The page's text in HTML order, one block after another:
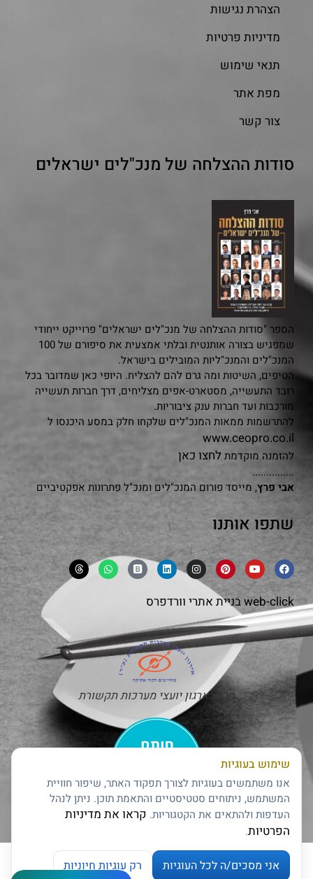
הצהרת נגישות
מדיניות פרטיות
תנאי שימוש
מפת אתר
צור קשר
סודות ההצלחה של מנכ"לים ישראלים
הספר "סודות ההצלחה של מנכ"לים ישראלים" פרוייקט ייחודי
שמפגיש בצורה אותנטית ובלתי אמצעית את סיפורם של 100
המנכ"לים והמנכ"ליות המובילים בישראל.
הטיפים, השיטות ומה גרם להם להצליח. היופי כאן שמדובר בכל
רובד התעשייה, מסטארט-אפים מצליחים, דרך חברות תעשייה
מורכבות ועד חברות ענק ציבוריות.
להתרשמות ממאות המנכ"לים שלקחו חלק במסע היכנסו ל
www.ceopro.co.il
להזמנה מוקדמת לחצו כאן
...............
אבי פרץ, מייסד פורום המנכ"לים ומנכ"ל פתרונות אפקטיביים
שתפו אותנו
web-clickבניית אתרי וורדפרס
חבר בארגון יועצי מערכות תקשורת
חותם האמינות של דן אנד ברדסטריט
שימוש בעוגיות
אנו משתמשים בעוגיות לצורך תפקוד האתר, שיפור חוויית
המשתמש, ניתוחים סטטיסטיים והתאמת תוכן. ניתן לנהל
העדפות ולהתאים את הקטגוריות. קראו את מדיניות
הפרטיות.
אני מסכים/ה לכל העוגיות רק עוגיות חיוניות